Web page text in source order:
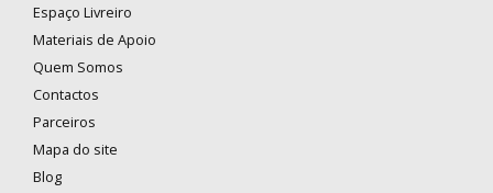
Espaço Livreiro
Materiais de Apoio
Quem Somos
Contactos
Parceiros
Mapa do site
Blog